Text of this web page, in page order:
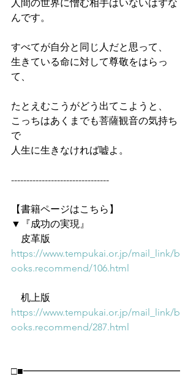
人間の世界に憎む相手はいないはずな
んです。
すべてが自分と同じ人だと思って、
生きている命に対して尊敬をはらっ
て、
たとえむこうがどう出てこようと、
こっちはあくまでも菩薩観音の気持ち
で
人生に生きなければ嘘よ。
--------------------------------
【書籍ページはこちら】
▼『成功の実現』
皮革版
https://www.tempukai.or.jp/mail_link/b
ooks.recommend/106.html
机上版
https://www.tempukai.or.jp/mail_link/b
ooks.recommend/287.html
□■━━━━━━━━━━━━━━━━